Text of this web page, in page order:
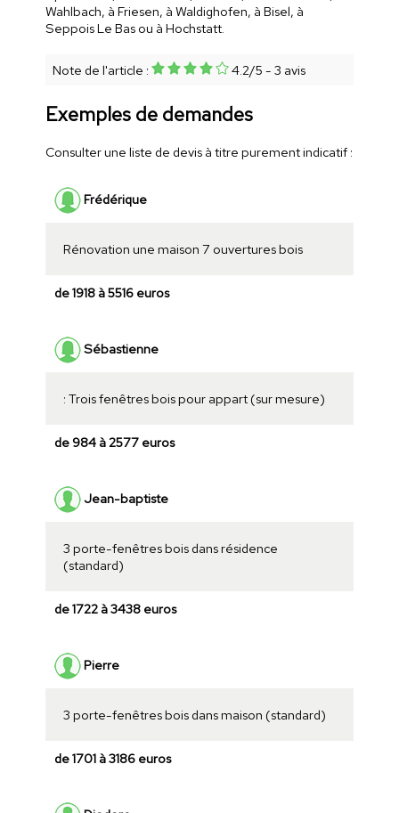
Wahlbach, à Friesen, à Waldighofen, à Bisel, à
Seppois Le Bas ou à Hochstatt.
Note de l'article : 4.2/5 - 3 avis
Exemples de demandes
Consulter une liste de devis à titre purement indicatif :
Frédérique
Rénovation une maison 7 ouvertures bois
de 1918 à 5516 euros
Sébastienne
: Trois fenêtres bois pour appart (sur mesure)
de 984 à 2577 euros
Jean-baptiste
3 porte-fenêtres bois dans résidence
(standard)
de 1722 à 3438 euros
Pierre
3 porte-fenêtres bois dans maison (standard)
de 1701 à 3186 euros